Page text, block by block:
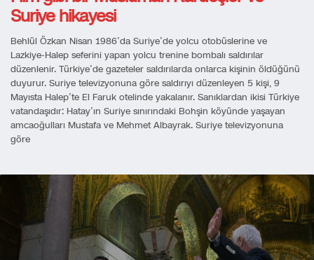
Suriye hikayesi
Behlül Özkan Nisan 1986’da Suriye’de yolcu otobüslerine ve
Lazkiye-Halep seferini yapan yolcu trenine bombalı saldırılar
düzenlenir. Türkiye’de gazeteler saldırılarda onlarca kişinin öldüğünü
duyurur. Suriye televizyonuna göre saldırıyı düzenleyen 5 kişi, 9
Mayısta Halep’te El Faruk otelinde yakalanır. Sanıklardan ikisi Türkiye
vatandaşıdır: Hatay’ın Suriye sınırındaki Bohşin köyünde yaşayan
amcaoğulları Mustafa ve Mehmet Albayrak. Suriye televizyonuna
göre